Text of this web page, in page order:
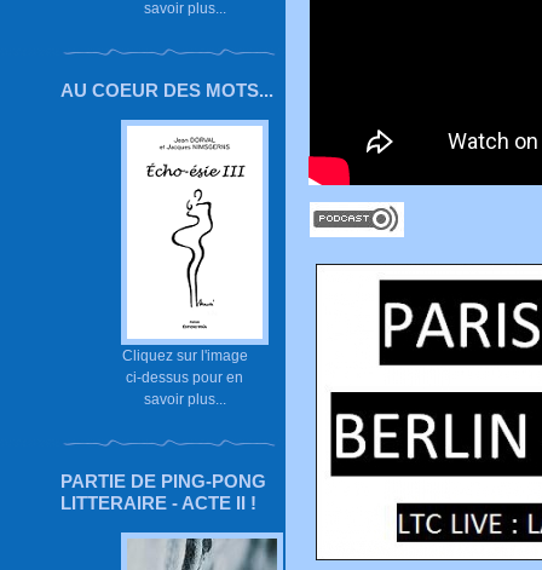
savoir plus...
AU COEUR DES MOTS...
Cliquez sur l'image
ci-dessus pour en
savoir plus...
PARTIE DE PING-PONG
LITTERAIRE - ACTE II !